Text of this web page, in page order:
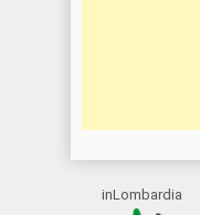
inLombardia